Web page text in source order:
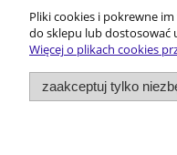
Regulamin
Zwroty i
Pliki cookies i pokrewne
do sklepu lub dostosować
Więcej o plikach cookies
zaakceptuj tylko